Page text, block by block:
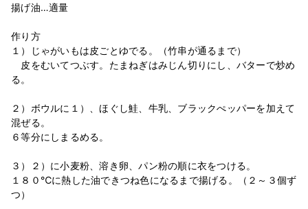
揚げ油…適量
作り方
１）じゃがいもは皮ごとゆでる。（竹串が通るまで）
皮をむいてつぶす。たまねぎはみじん切りにし、バターで炒め
る。
２）ボウルに１）、ほぐし鮭、牛乳、ブラックぺッパーを加えて
混ぜる。
６等分にしまるめる。
３）２）に小麦粉、溶き卵、パン粉の順に衣をつける。
１８０℃に熱した油できつね色になるまで揚げる。（２～３個ず
つ）